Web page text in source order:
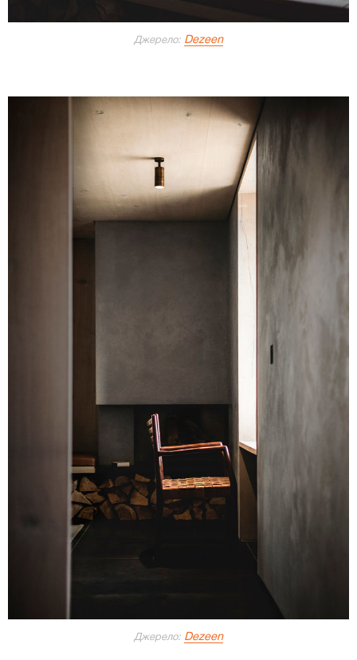
Джерело: Dezeen
Джерело: Dezeen